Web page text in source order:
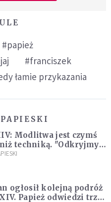
#papież
#franciszek
łamie przykazania
Modlitwa jest czymś
techniką. "Odkryjmy
ogłosił kolejną podróż
Papież odwiedzi trzy